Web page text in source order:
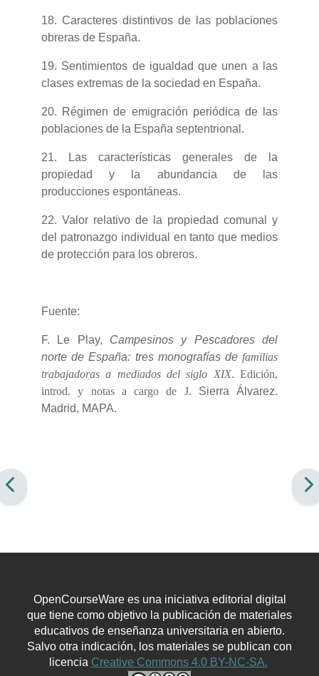
18. Caracteres distintivos de las poblaciones
obreras de España.
19. Sentimientos de igualdad que unen a las
clases extremas de la sociedad en España.
20. Régimen de emigración periódica de las
poblaciones de la España septentrional.
21. Las características generales de la
propiedad y la abundancia de las
producciones espontáneas.
22. Valor relativo de la propiedad comunal y
del patronazgo individual en tanto que medios
de protección para los obreros.
Fuente:
F. Le Play, Campesinos y Pescadores del
norte de España: tres monografías de familias
trabajadoras a mediados del siglo XIX. Edición,
introd. y notas a cargo de J.
Sierra Álvarez.
Madrid, MAPA.
OpenCourseWare es una iniciativa editorial digital
que tiene como objetivo la publicación de materiales
educativos de enseñanza universitaria en abierto.
Salvo otra indicación, los materiales se publican con
licencia Creative Commons 4.0 BY-NC-SA.